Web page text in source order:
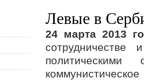
Левые в
24 марта 2013
политическими